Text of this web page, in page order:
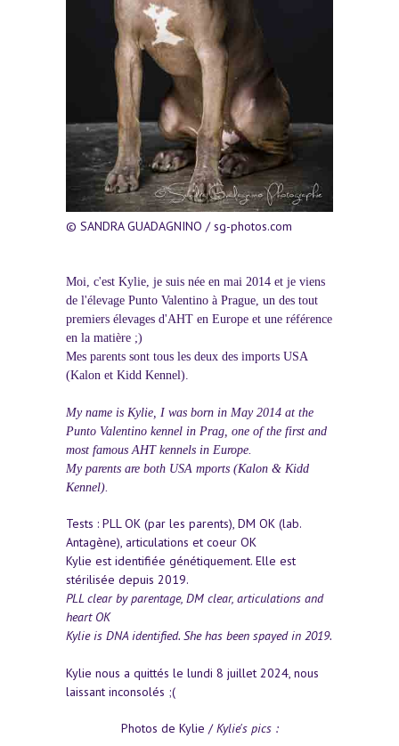
© SANDRA GUADAGNINO / sg-photos.com
Moi, c'est Kylie, je suis née en mai 2014 et je viens
de l'élevage Punto Valentino à Prague, un des tout
premiers élevages d'AHT en Europe et une référence
en la matière ;)
Mes parents sont tous les deux des imports USA
(Kalon et Kidd Kennel).
My name is Kylie, I was born in May 2014 at the
Punto Valentino kennel in Prag, one of the first and
most famous AHT kennels in Europe.
My parents are both USA mports (Kalon & Kidd
Kennel).
Tests : PLL OK (par les parents), DM OK (lab.
Antagène), articulations et coeur OK
Kylie est identifiée génétiquement. Elle est
stérilisée depuis 2019.
PLL clear by parentage, DM clear, articulations and
heart OK
Kylie is DNA identified. She has been spayed in 2019.
Kylie nous a quittés le lundi 8 juillet 2024, nous
laissant inconsolés ;(
Photos de Kylie /Kylie's pics :